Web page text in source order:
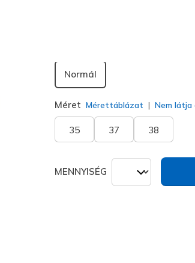
Normál
Méret Mérettáblázat Nem látja
35 37 38
MENNYISÉG